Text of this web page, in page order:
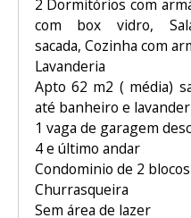
2 Dormitórios com
com box vidro,
sacada, Cozinha com
Lavanderia
Apto 62 m2 ( média)
até banheiro e
1 vaga de garagem
4 e último andar
Condominio de 2
Churrasqueira
Sem área de lazer